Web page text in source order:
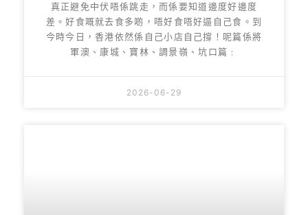
真正避免中伏唔係跳走，而係要知道邊度好邊度
差。好食嘅就去食多啲，唔好食唔好逼自己食。到
今時今日，香港依然係自己小店自己撐！呢篇係將
軍澳、康城、寶林、調景嶺、坑口篇﹕
2026-06-29